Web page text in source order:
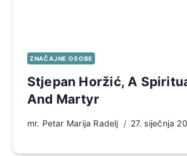
ZNAČAJNE OSOBE
Stjepan Horžić, A
And Martyr
mr. Petar Marija Radelj 27. siječnja